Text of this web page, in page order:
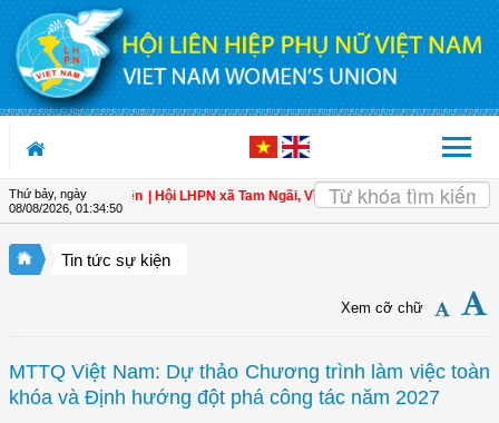
Truy cập nội dung luôn
Thứ bảy, ngày
08/08/2026, 01:34:51
cho hội viên | Hội LHPN xã Tam Ngãi, Vĩnh Long sơ kết công tác Hội và
Tin tức sự kiện
Xem cỡ chữ
MTTQ Việt Nam: Dự thảo Chương trình làm việc toàn
khóa và Định hướng đột phá công tác năm 2027